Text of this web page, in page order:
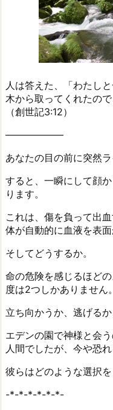
人は答えた、「わたし
木から取ってくれたの
（創世記3:12）
——————
あなたの目の前に突然
すると、一瞬にして顔
ります。
これは、傷を負って出
体が自動的に血液を表
そしてどうするか。
命の危険を感じるほど
度は2つしかありません。
立ち向かうか、逃げるか
エデンの園で神様と会
人間でしたが、今や恐
彼らはどのような選択を
-*-*-*-*-*-*-